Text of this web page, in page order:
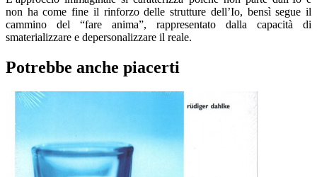
non ha come fine il rinforzo delle strutture dell’Io, bensì segue il
cammino del “fare anima”, rappresentato dalla capacità di
smaterializzare e depersonalizzare il reale.
Potrebbe anche piacerti